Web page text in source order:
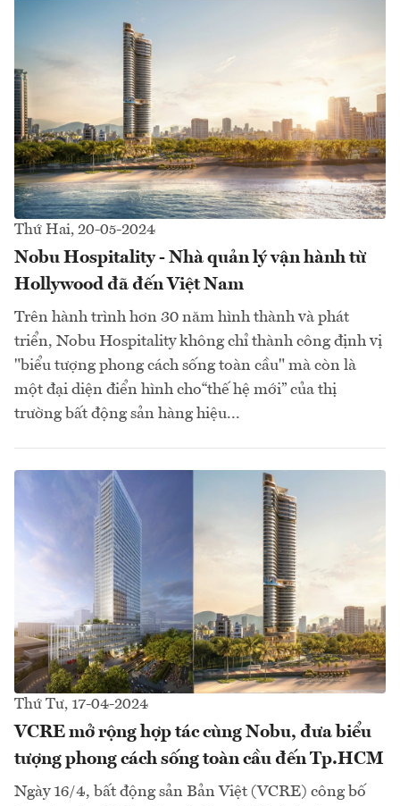
Thứ Hai, 20-05-2024
Nobu Hospitality - Nhà quản lý vận hành từ
Hollywood đã đến Việt Nam
Trên hành trình hơn 30 năm hình thành và phát
triển, Nobu Hospitality không chỉ thành công định vị
"biểu tượng phong cách sống toàn cầu" mà còn là
một đại diện điển hình cho“thế hệ mới” của thị
trường bất động sản hàng hiệu...
Thứ Tư, 17-04-2024
VCRE mở rộng hợp tác cùng Nobu, đưa biểu
tượng phong cách sống toàn cầu đến Tp.HCM
Ngày 16/4, bất động sản Bản Việt (VCRE) công bố